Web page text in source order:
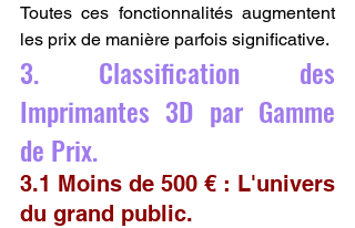
Toutes ces fonctionnalités augmentent
les prix de manière parfois significative.
3. Classification des
Imprimantes 3D par Gamme
de Prix.
3.1 Moins de 500 € : L'univers
du grand public.